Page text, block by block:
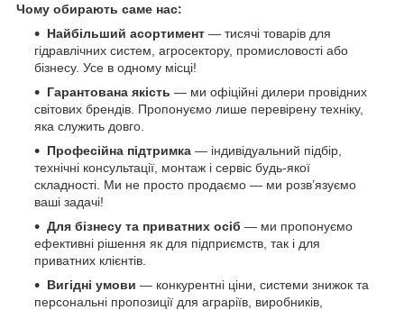
Чому обирають саме нас:
Найбільший асортимент — тисячі товарів для
гідравлічних систем, агросектору, промисловості або
бізнесу. Усе в одному місці!
Гарантована якість — ми офіційні дилери провідних
світових брендів. Пропонуємо лише перевірену техніку,
яка служить довго.
Професійна підтримка — індивідуальний підбір,
технічні консультації, монтаж і сервіс будь-якої
складності. Ми не просто продаємо — ми розв’язуємо
ваші задачі!
Для бізнесу та приватних осіб — ми пропонуємо
ефективні рішення як для підприємств, так і для
приватних клієнтів.
Вигідні умови — конкурентні ціни, системи знижок та
персональні пропозиції для аграріїв, виробників,